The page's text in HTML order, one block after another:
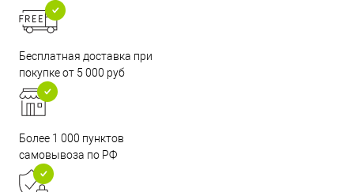
Бесплатная доставка при
покупке от 5 000 руб
Более 1 000 пунктов
самовывоза по РФ